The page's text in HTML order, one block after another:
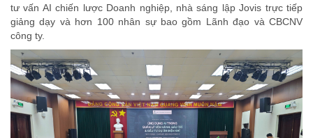
tư vấn AI chiến lược Doanh nghiệp, nhà sáng lập Jovis trực tiếp
giảng dạy và hơn 100 nhân sự bao gồm Lãnh đạo và CBCNV
công ty.